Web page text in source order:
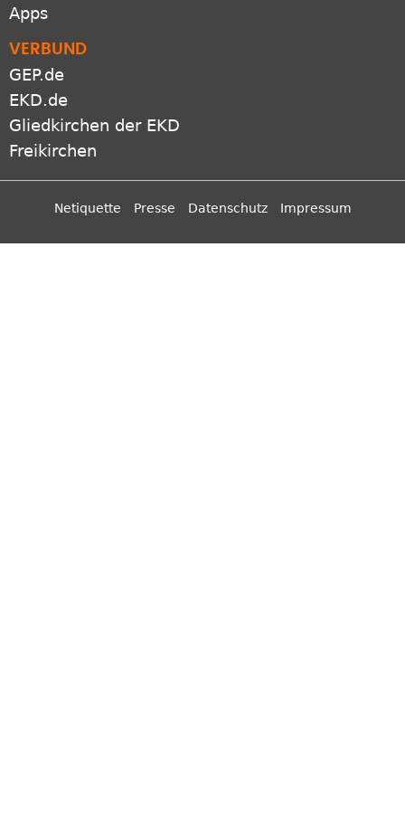
Apps
VERBUND
GEP.de
EKD.de
Gliedkirchen der EKD
Freikirchen
Netiquette Presse Datenschutz Impressum